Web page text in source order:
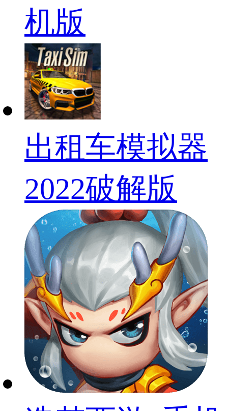
机版
出租车模拟器
2022破解版